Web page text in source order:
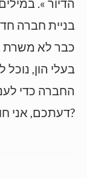
הדיור ».
בניית חברה
כבר לא משרת
בעלי הון,
החברה כדי
דעתכם, אני חולם?